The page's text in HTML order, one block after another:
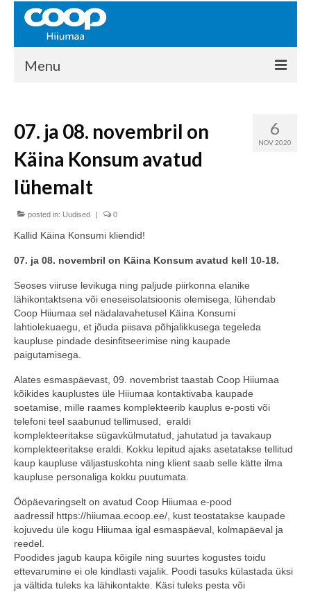
Menu
Kontakt
Liikmed
Ajalugu
KAUPLUSED
KAMPAANIAD
COOP KLIENDIKAART
KINKEKAART
PAKUME TÖÖD
HIIUMAA KÖÖK JA PAGAR
MEIE PANUS
6
NOV 2020
07. ja 08. novembril on
Käina Konsum avatud
lühemalt
posted in: Uudised | 0
Kallid Käina Konsumi kliendid!
07. ja 08. novembril on Käina Konsum avatud kell 10-18.
Seoses viiruse levikuga ning paljude piirkonna elanike
lähikontaktsena või eneseisolatsioonis olemisega, lühendab
Coop Hiiumaa sel nädalavahetusel Käina Konsumi
lahtiolekuaegu, et jõuda piisava põhjalikkusega tegeleda
kaupluse pindade desinfitseerimise ning kaupade
paigutamisega.
Alates esmaspäevast, 09. novembrist taastab Coop Hiiumaa
kõikides kauplustes üle Hiiumaa kontaktivaba kaupade
soetamise, mille raames komplekteerib kauplus e-posti või
telefoni teel saabunud tellimused, eraldi
komplekteeritakse sügavkülmutatud, jahutatud ja tavakaup
komplekteeritakse eraldi. Kokku lepitud ajaks asetatakse tellitud
kaup kaupluse väljastuskohta ning klient saab selle kätte ilma
kaupluse personaliga kokku puutumata.
Ööpäevaringselt on avatud Coop Hiiumaa e-pood
aadressil https://hiiumaa.ecoop.ee/, kust teostatakse kaupade
kojuvedu üle kogu Hiiumaa igal esmaspäeval, kolmapäeval ja
reedel.
Poodides jagub kaupa kõigile ning suurtes kogustes toidu
ettevarumine ei ole kindlasti vajalik. Poodi tasuks külastada üksi
ja vältida tuleks ka lähikontakte. Käsi tuleks pesta või